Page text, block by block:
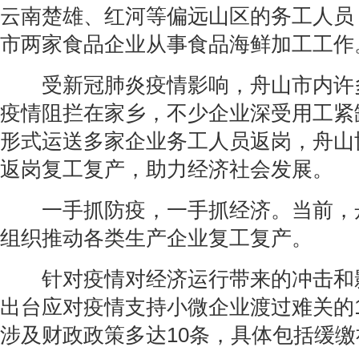
云南楚雄、红河等偏远山区的务工人
市两家食品企业从事食品海鲜加工工作
受新冠肺炎疫情影响，舟山市内许
疫情阻拦在家乡，不少企业深受用工
形式运送多家企业务工人员返岗，舟
返岗复工复产，助力经济社会发展。
一手抓防疫，一手抓经济。当前，
组织推动各类生产企业复工复产。
针对疫情对经济运行带来的冲击和
出台应对疫情支持小微企业渡过难关
涉及财政政策多达10条，具体包括缓